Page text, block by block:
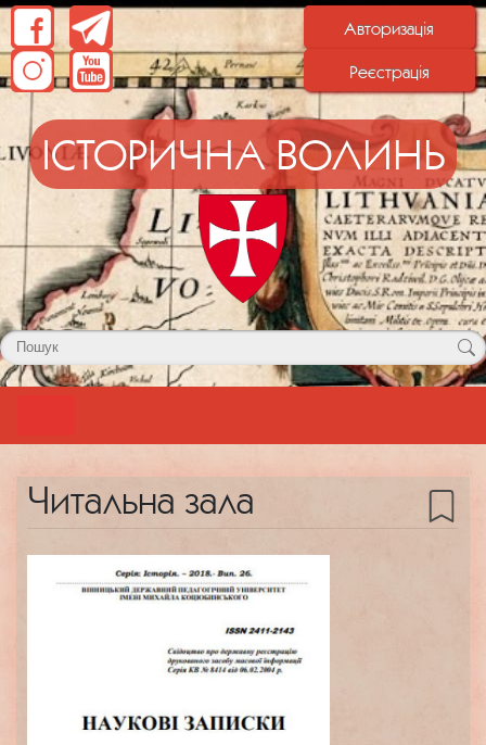
Авторизація
Реєстрація
ІСТОРИЧНА ВОЛИНЬ
Читальна зала